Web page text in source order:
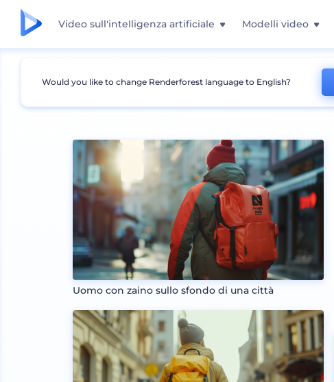
Video sull'intelligenza artificiale Modelli video
Mockup Imballaggio Mockup borsa
Uomo con zaino sullo sfondo di una città
Would you like to change Renderforest language to English?